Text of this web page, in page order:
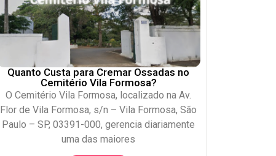
Quanto Custa para Cremar Ossadas no
Cemitério Vila Formosa?
O Cemitério Vila Formosa, localizado na Av.
Flor de Vila Formosa, s/n – Vila Formosa, São
Paulo – SP, 03391-000, gerencia diariamente
uma das maiores